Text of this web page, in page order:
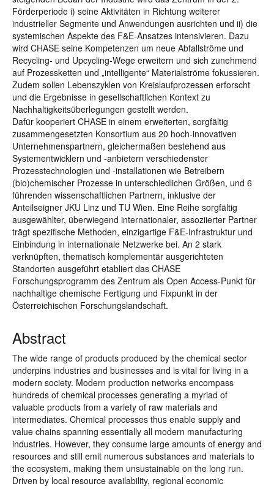
Förderperiode i) seine Aktivitäten in Richtung weiterer
industrieller Segmente und Anwendungen ausrichten und ii) die
systemischen Aspekte des F&E-Ansatzes intensivieren. Dazu
wird CHASE seine Kompetenzen um neue Abfallströme und
Recycling- und Upcycling-Wege erweitern und sich zunehmend
auf Prozessketten und „intelligente“ Materialströme fokussieren.
Zudem sollen Lebenszyklen von Kreislaufprozessen erforscht
und die Ergebnisse in gesellschaftlichen Kontext zu
Nachhaltigkeitsüberlegungen gestellt werden.
Dafür kooperiert CHASE in einem erweiterten, sorgfältig
zusammengesetzten Konsortium aus 20 hoch-innovativen
Unternehmenspartnern, gleichermaßen bestehend aus
Systementwicklern und -anbietern verschiedenster
Prozesstechnologien und -installationen wie Betreibern
(bio)chemischer Prozesse in unterschiedlichen Größen, und 6
führenden wissenschaftlichen Partnern, inklusive der
Anteilseigner JKU Linz und TU Wien. Eine Reihe sorgfältig
ausgewählter, überwiegend internationaler, assoziierter Partner
trägt spezifische Methoden, einzigartige F&E-Infrastruktur und
Einbindung in internationale Netzwerke bei. An 2 stark
verknüpften, thematisch komplementär ausgerichteten
Standorten ausgeführt etabliert das CHASE
Forschungsprogramm des Zentrum als Open Access-Punkt für
nachhaltige chemische Fertigung und Fixpunkt in der
Österreichischen Forschungslandschaft.
Abstract
The wide range of products produced by the chemical sector
underpins industries and businesses and is vital for living in a
modern society. Modern production networks encompass
hundreds of chemical processes generating a myriad of
valuable products from a variety of raw materials and
intermediates. Chemical processes thus enable supply and
value chains spanning essentially all modern manufacturing
industries. However, they consume large amounts of energy and
resources and still emit numerous substances and materials to
the ecosystem, making them unsustainable on the long run.
Driven by local resource availability, regional economic